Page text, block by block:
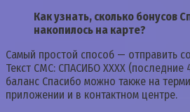
Как узнать, сколько бонусов
накопилось на карте?
Самый простой способ — отправить
Текст СМС: СПАСИБО ХХХХ (последние
баланс Спасибо можно также на
приложении и в контактном центре.